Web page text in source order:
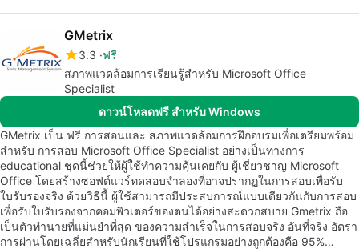
GMetrix
3.3 ฟรี
สภาพแวดล้อมการเรียนรู้สำหรับ Microsoft Office
Specialist
ดาวน์โหลดฟรี สำหรับ Windows
GMetrix เป็น ฟรี การสอนและ สภาพแวดล้อมการฝึกอบรมเพื่อเตรียมพร้อม
สำหรับ การสอบ Microsoft Office Specialist อย่างเป็นทางการ
educational ชุดนี้ช่วยให้ผู้ใช้ทำความคุ้นเคยกับ ผู้เชี่ยวชาญ Microsoft
Office โดยสร้างซอฟต์แวร์ทดสอบจำลองที่อาจปรากฏในการสอบเพื่อรับ
ใบรับรองจริง ด้วยวิธีนี้ ผู้ใช้สามารถมีประสบการณ์แบบเดียวกันกับการสอบ
เพื่อรับใบรับรองจากคอมพิวเตอร์ของตนได้อย่างสะดวกสบาย Gmetrix ถือ
เป็นตัวทำนายที่แม่นยำที่สุด ของความสำเร็จในการสอบจริง อันที่จริง อัตรา
การผ่านโดยเฉลี่ยสำหรับนักเรียนที่ใช้โปรแกรมอย่างถูกต้องคือ 95%…